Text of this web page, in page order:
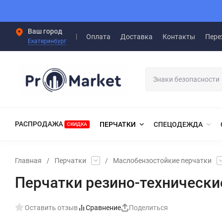
Ваш город
Екатеринбург
Оплата Доставка Контакты
РАСПРОДАЖА СКИДКА ПЕРЧАТКИ СПЕЦОДЕЖДА
Главная / Перчатки / Маслобензостойкие перчатки
Перчатки резино-
Оставить отзыв Сравнение Поделиться